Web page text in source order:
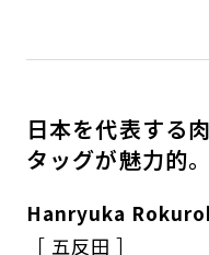
日本を代表する
タッグが魅力的。
Hanryuka
［ 五反田 ］